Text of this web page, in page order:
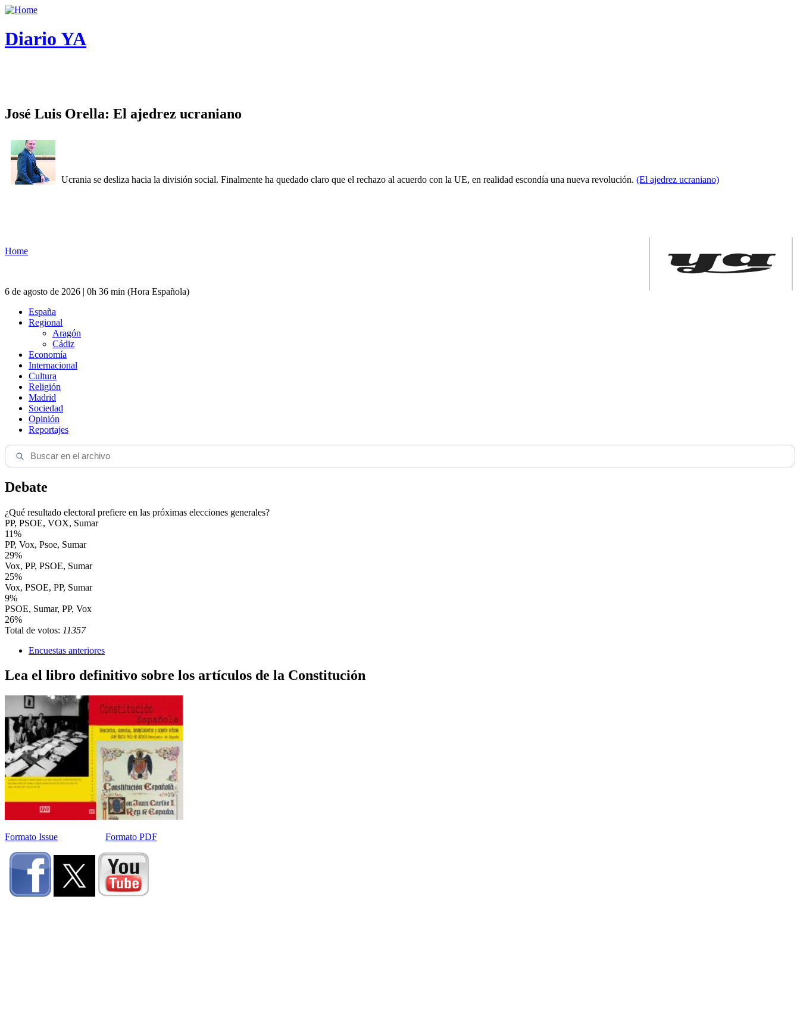
Diario YA
José Luis Orella: El ajedrez ucraniano
Ucrania se desliza hacia la división social. Finalmente ha quedado claro que el rechazo al acuerdo con la UE, en realidad escondía una nueva revolución. (El ajedrez ucraniano)
Home
6 de agosto de 2026 | 0h 36 min (Hora Española)
España
Regional
Aragón
Cádiz
Economía
Internacional
Cultura
Religión
Madrid
Sociedad
Opinión
Reportajes
Debate
¿Qué resultado electoral prefiere en las próximas elecciones generales?
PP, PSOE, VOX, Sumar
11%
PP, Vox, Psoe, Sumar
29%
Vox, PP, PSOE, Sumar
25%
Vox, PSOE, PP, Sumar
9%
PSOE, Sumar, PP, Vox
26%
Total de votos: 11357
Encuestas anteriores
Lea el libro definitivo sobre los artículos de la Constitución
Formato Issue Formato PDF